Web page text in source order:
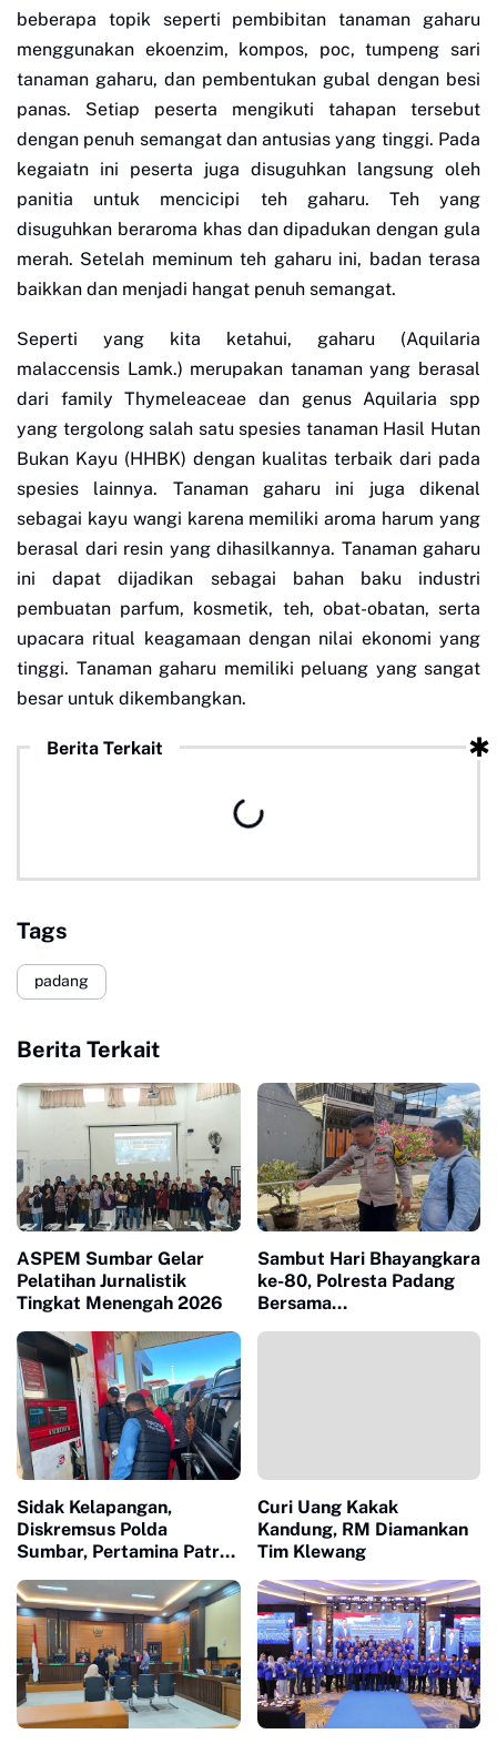
beberapa topik seperti pembibitan tanaman gaharu
menggunakan ekoenzim, kompos, poc, tumpeng sari
tanaman gaharu, dan pembentukan gubal dengan besi
panas. Setiap peserta mengikuti tahapan tersebut
dengan penuh semangat dan antusias yang tinggi. Pada
kegaiatn ini peserta juga disuguhkan langsung oleh
panitia untuk mencicipi teh gaharu. Teh yang
disuguhkan beraroma khas dan dipadukan dengan gula
merah. Setelah meminum teh gaharu ini, badan terasa
baikkan dan menjadi hangat penuh semangat.
Seperti yang kita ketahui, gaharu (Aquilaria
malaccensis Lamk.) merupakan tanaman yang berasal
dari family Thymeleaceae dan genus Aquilaria spp
yang tergolong salah satu spesies tanaman Hasil Hutan
Bukan Kayu (HHBK) dengan kualitas terbaik dari pada
spesies lainnya. Tanaman gaharu ini juga dikenal
sebagai kayu wangi karena memiliki aroma harum yang
berasal dari resin yang dihasilkannya. Tanaman gaharu
ini dapat dijadikan sebagai bahan baku industri
pembuatan parfum, kosmetik, teh, obat-obatan, serta
upacara ritual keagamaan dengan nilai ekonomi yang
tinggi. Tanaman gaharu memiliki peluang yang sangat
besar untuk dikembangkan.
Berita Terkait
Tags
padang
Berita Terkait
ASPEM Sumbar Gelar
Pelatihan Jurnalistik
Tingkat Menengah 2026
Sambut Hari Bhayangkara
ke-80, Polresta Padang
Bersama
Sidak Kelapangan,
Diskremsus Polda
Sumbar, Pertamina Patra
Pastikan Distribusi BBM
Tepat Sasaran
Curi Uang Kakak
Kandung, RM Diamankan
Tim Klewang